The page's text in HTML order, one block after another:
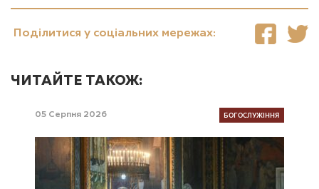
Поділитися у соціальних мережах:
ЧИТАЙТЕ ТАКОЖ:
05 Серпня 2026 БОГОСЛУЖІННЯ